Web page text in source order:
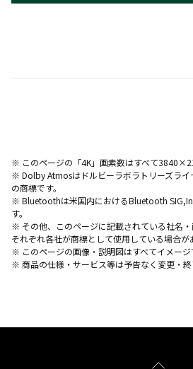
※ このページの「4K」画素数はすべて
※ Dolby Atmosはドルビーラボラトリーズライ
の商標です。
※ Bluetoothは米国内におけるBluetooth
す。
※ その他、このページに記載されている社名・
それぞれ各社が商標として使用している場合が
※ このページの画像・説明図はすべてイメージ
※ 商品の仕様・サービス等は予告なく変更・終